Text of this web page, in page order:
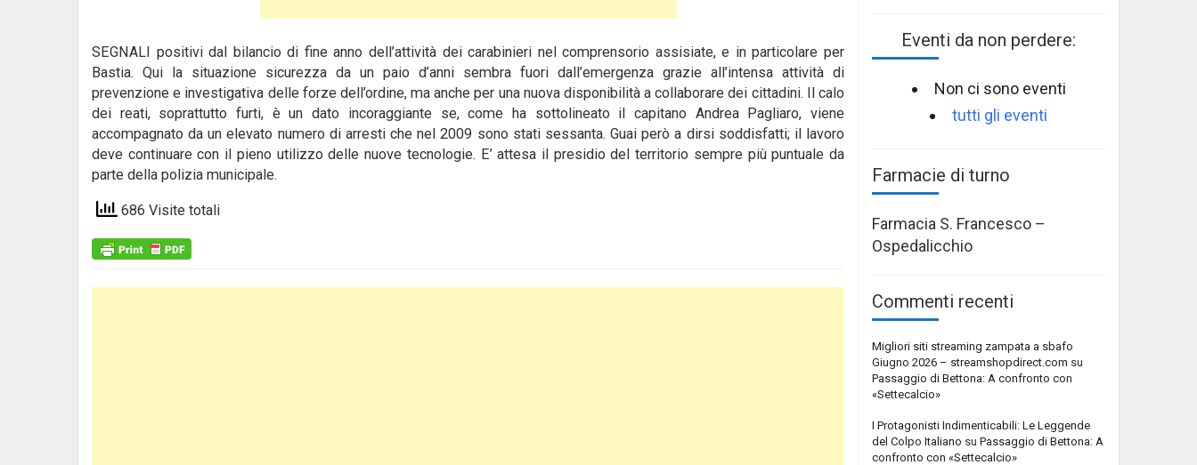
SEGNALI positivi dal bilancio di fine anno dell’attività dei carabinieri nel comprensorio assisiate, e in particolare per
Bastia. Qui la situazione sicurezza da un paio d’anni sembra fuori dall’emergenza grazie all’intensa attività di
prevenzione e investigativa delle forze dell’ordine, ma anche per una nuova disponibilità a collaborare dei cittadini. Il calo
dei reati, soprattutto furti, è un dato incoraggiante se, come ha sottolineato il capitano Andrea Pagliaro, viene
accompagnato da un elevato numero di arresti che nel 2009 sono stati sessanta. Guai però a dirsi soddisfatti; il lavoro
deve continuare con il pieno utilizzo delle nuove tecnologie. E’ attesa il presidio del territorio sempre più puntuale da
parte della polizia municipale.
686 Visite totali
Eventi da non perdere:
Non ci sono eventi
tutti gli eventi
Farmacie di turno
Farmacia S. Francesco –
Ospedalicchio
Commenti recenti
Migliori siti streaming zampata a sbafo
Giugno 2026 – streamshopdirect.com su
Passaggio di Bettona: A confronto con
«Settecalcio»
I Protagonisti Indimenticabili: Le Leggende
del Colpo Italiano su Passaggio di Bettona: A
confronto con «Settecalcio»